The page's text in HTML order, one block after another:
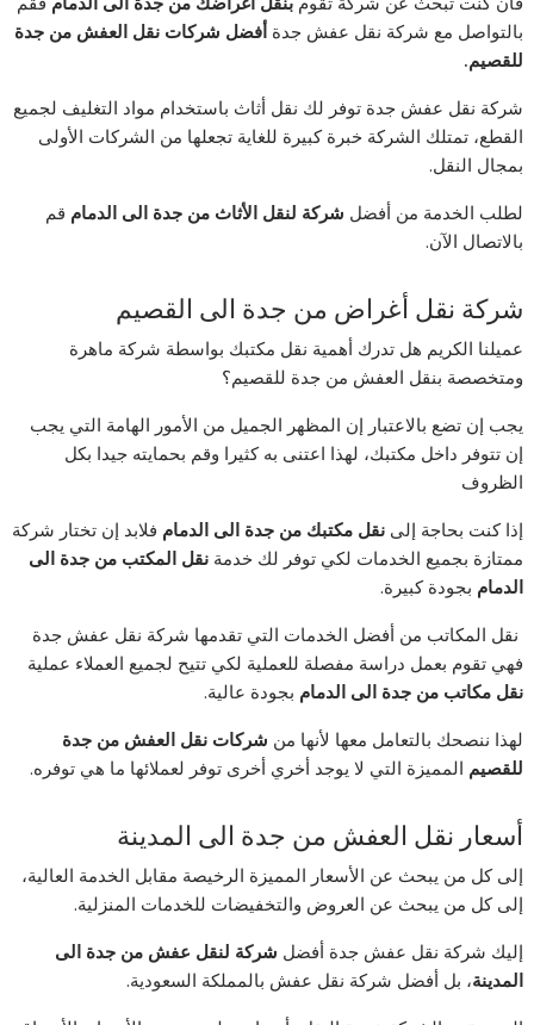
بالتواصل مع شركة نقل عفش جدةأفضل شركات نقل العفش من جدة
للقصيم.
شركة نقل عفش جدة توفر لك نقل أثاث باستخدام مواد التغليف لجميع
القطع، تمتلك الشركة خبرة كبيرة للغاية تجعلها من الشركات الأولى
بمجال النقل.
لطلب الخدمة من أفضل شركة لنقل الأثاث من جدة الى الدمام قم
بالاتصال الآن.
شركة نقل أغراض من جدة الى القصيم
عميلنا الكريم هل تدرك أهمية نقل مكتبك بواسطة شركة ماهرة
ومتخصصة بنقل العفش من جدة للقصيم؟
يجب إن تضع بالاعتبار إن المظهر الجميل من الأمور الهامة التي يجب
إن تتوفر داخل مكتبك، لهذا اعتنى به كثيرا وقم بحمايته جيدا بكل
الظروف
إذا كنت بحاجة إلىنقل مكتبك من جدة الى الدمام فلابد إن تختار شركة
ممتازة بجميع الخدمات لكي توفر لك خدمةنقل المكتب من جدة الى
الدمام بجودة كبيرة.
نقل المكاتب من أفضل الخدمات التي تقدمها شركة نقل عفش جدة
فهي تقوم بعمل دراسة مفصلة للعملية لكي تتيح لجميع العملاء عملية
نقل مكاتب من جدة الى الدمام بجودة عالية.
لهذا ننصحك بالتعامل معها لأنها من شركات نقل العفش من جدة
للقصيم المميزة التي لا يوجد أخري أخرى توفر لعملائها ما هي توفره.
أسعار نقل العفش من جدة الى المدينة
إلى كل من يبحث عن الأسعار المميزة الرخيصة مقابل الخدمة العالية،
إلى كل من يبحث عن العروض والتخفيضات للخدمات المنزلية.
إليك شركة نقل عفش جدة أفضل شركة لنقل عفش من جدة الى
المدينة، بل أفضل شركة نقل عفش بالمملكة السعودية.